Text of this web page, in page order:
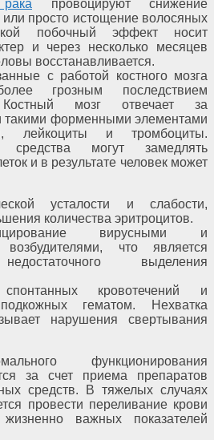
провоцируют снижение
или просто истощение волосяных
побочный эффект носит
и через несколько месяцев
восстанавливается.
с работой костного мозга
грозным последствием
Костный мозг отвечает за
такими форменными элементами
лейкоциты и тромбоциты.
средства могут замедлять
и в результате человек может
усталости и слабости,
количества эритроцитов.
вирусными и
возбудителями, что является
выделения
спонтанных кровотечений и
гематом. Нехватка
нарушения свертывания
функционирования
за счет приема препаратов
средств. В тяжелых случаях
провести переливание крови
важных показателей